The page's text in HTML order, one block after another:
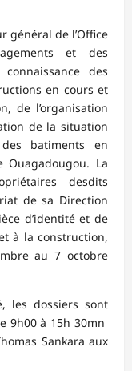
général de l’Office
et des
des
en cours et
de l’organisation
de la situation
batiments en
La
desdits
de sa Direction
d’identité et de
à la construction,
au 7 octobre
les dossiers sont
9h00 à 15h 30mn
Sankara aux